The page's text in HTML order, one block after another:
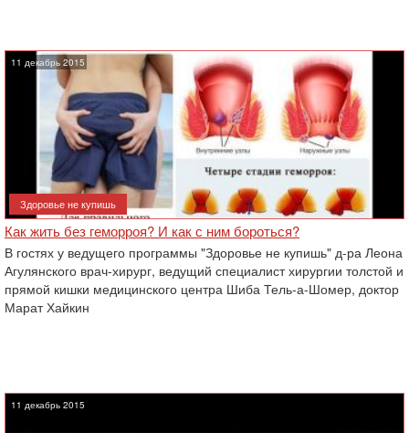
11 декабрь 2015
Здоровье не купишь
Как жить без геморроя? И как с ним бороться?
В гостях у ведущего программы "Здоровье не купишь" д-ра Леона
Агулянского врач-хирург, ведущий специалист хирургии толстой и
прямой кишки медицинского центра Шиба Тель-а-Шомер, доктор
Марат Хайкин
11 декабрь 2015